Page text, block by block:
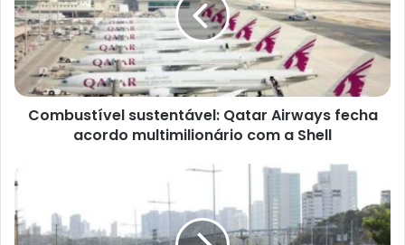
fecha
acordo
multimilionário
com
a
ShellCombustível sustentável: Qatar Airways fecha
acordo multimilionário com a Shell
Confira
as
datas
de